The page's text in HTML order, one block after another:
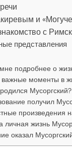
и
с
представления
подробнее о
моменты в
Мусоргский?
получил
произведения
личная жизнь
оказал